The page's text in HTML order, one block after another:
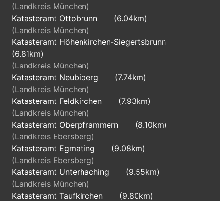
(Landkreis München)
Katasteramt Ottobrunn
(6.04km)
(Landkreis München)
Katasteramt Höhenkirchen-Siegertsbrunn
(6.81km)
(Landkreis München)
Katasteramt Neubiberg
(7.74km)
(Landkreis München)
Katasteramt Feldkirchen
(7.93km)
(Landkreis München)
Katasteramt Oberpframmern
(8.10km)
(Landkreis Ebersberg)
Katasteramt Egmating
(9.08km)
(Landkreis Ebersberg)
Katasteramt Unterhaching
(9.55km)
(Landkreis München)
Katasteramt Taufkirchen
(9.80km)